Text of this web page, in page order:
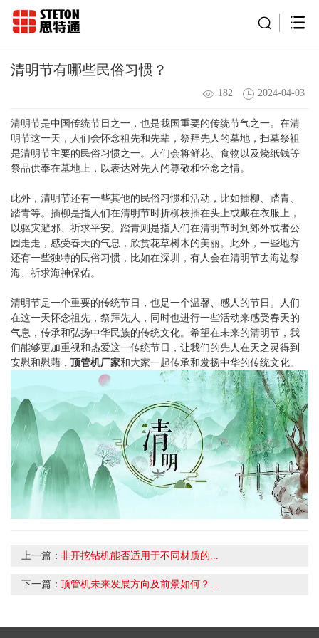
清明节有哪些民俗习惯？
182 2024-04-03
清明节是中国传统节日之一，也是我国重要的传统节气之一。在清
明节这一天，人们会怀念祖先和先辈，祭拜先人的墓地，扫墓祭祖
是清明节主要的民俗习惯之一。人们会将鲜花、食物以及烧纸钱等
祭品供奉在墓地上，以表达对先人的尊敬和怀念之情。
此外，清明节还有一些其他的民俗习惯和活动，比如插柳、踏青、
踏青等。插柳是指人们在清明节时折柳枝插在头上或戴在衣服上，
以驱灾避邪、祈求平安。踏青则是指人们在清明节时到郊外或者公
园走走，感受春天的气息，欣赏花草树木的美丽。此外，一些地方
还有一些独特的民俗习惯，比如在深圳，有人会在清明节去海边祭
海、祈求海神保佑。
清明节是一个重要的传统节日，也是一个温馨、感人的节日。人们
在这一天怀念祖先，祭拜先人，同时也进行一些活动来感受春天的
气息，传承和弘扬中华民族的传统文化。希望在未来的清明节，我
们能够更加重视和热爱这一传统节日，让我们的先人在天之灵得到
安慰和慰藉， 顶管机厂家和大家一起传承和发扬中华的传统文化。
上一篇：非开挖钻机能否适用于不同材质的...
下一篇：顶管机未来发展方向及前景如何？...